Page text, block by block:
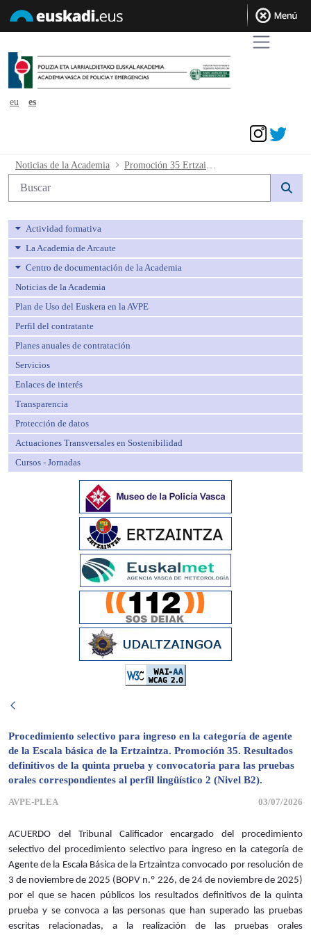
eu
es
Promoción 35 Ertzaintza. Acuerdo
Noticias de la Academia
Búsqueda web
Actividad formativa
La Academia de Arcaute
Centro de documentación de la Academia
Noticias de la Academia
Plan de Uso del Euskera en la AVPE
Perfil del contratante
Planes anuales de contratación
Servicios
Enlaces de interés
Transparencia
Protección de datos
Actuaciones Transversales en Sostenibilidad
Cursos - Jornadas
Procedimiento selectivo para ingreso en la categoría de agente
de la Escala básica de la Ertzaintza. Promoción 35. Resultados
definitivos de la quinta prueba y convocatoria para las pruebas
orales correspondientes al perfil lingüístico 2 (Nivel B2).
AVPE-PLEA 03/07/2026
ACUERDO del Tribunal Calificador encargado del procedimiento
selectivo del procedimiento selectivo para ingreso en la categoría de
Agente de la Escala Básica de la Ertzaintza convocado por resolución de
3 de noviembre de 2025 (BOPV n.º 226, de 24 de noviembre de 2025)
por el que se hacen públicos los resultados definitivos de la quinta
prueba y se convoca a las personas que han superado las pruebas
escritas relacionadas, a la realización de las pruebas orales